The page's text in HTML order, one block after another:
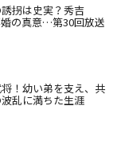
誘拐は史実？秀吉
の真意…第30回放送
！幼い弟を支え、共
乱に満ちた生涯